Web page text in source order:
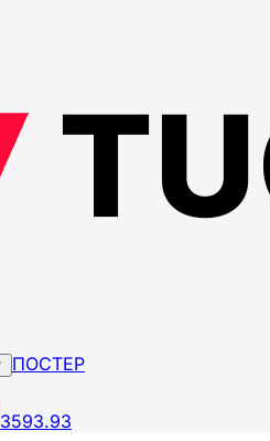
ПОСТЕР
3593.93